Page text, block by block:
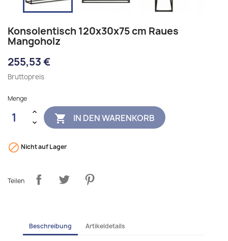
Konsolentisch 120x30x75 cm Raues
Mangoholz
255,53 €
Bruttopreis
Menge
 IN DEN WARENKORB
 Nicht auf Lager
Teilen
Beschreibung Artikeldetails